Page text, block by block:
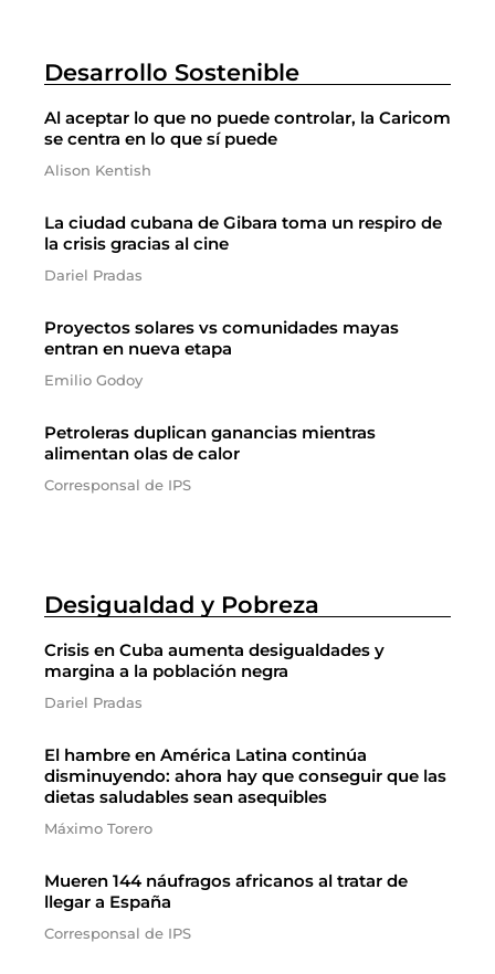
Desarrollo Sostenible
Al aceptar lo que no puede controlar, la Caricom
se centra en lo que sí puede
Alison Kentish
La ciudad cubana de Gibara toma un respiro de
la crisis gracias al cine
Dariel Pradas
Proyectos solares vs comunidades mayas
entran en nueva etapa
Emilio Godoy
Petroleras duplican ganancias mientras
alimentan olas de calor
Corresponsal de IPS
Desigualdad y Pobreza
Crisis en Cuba aumenta desigualdades y
margina a la población negra
Dariel Pradas
El hambre en América Latina continúa
disminuyendo: ahora hay que conseguir que las
dietas saludables sean asequibles
Máximo Torero
Mueren 144 náufragos africanos al tratar de
llegar a España
Corresponsal de IPS